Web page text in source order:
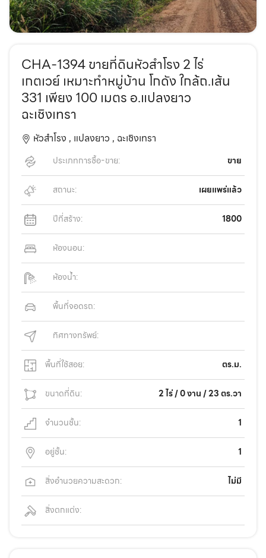
CHA-1394 ขายที่ดินหัวสำโรง 2 ไร่
เกตเวย์ เหมาะทำหมู่บ้าน โกดัง ใกล้ถ.เส้น
331 เพียง 100 เมตร อ.แปลงยาว
ฉะเชิงเทรา
หัวสำโรง , แปลงยาว , ฉะเชิงเทรา
ประเภทการซื้อ-ขาย: ขาย
สถานะ: เผยแพร่แล้ว
ปีที่สร้าง: 1800
ห้องนอน:
ห้องน้ำ:
พื้นที่จอดรถ:
ทิศทางทรัพย์:
พื้นที่ใช้สอย: ตร.ม.
ขนาดที่ดิน: 2 ไร่ / 0 งาน / 23 ตร.วา
จำนวนชั้น: 1
อยู่ชั้น: 1
สิ่งอำนวยความสะดวก: ไม่มี
สิ่งตกแต่ง: